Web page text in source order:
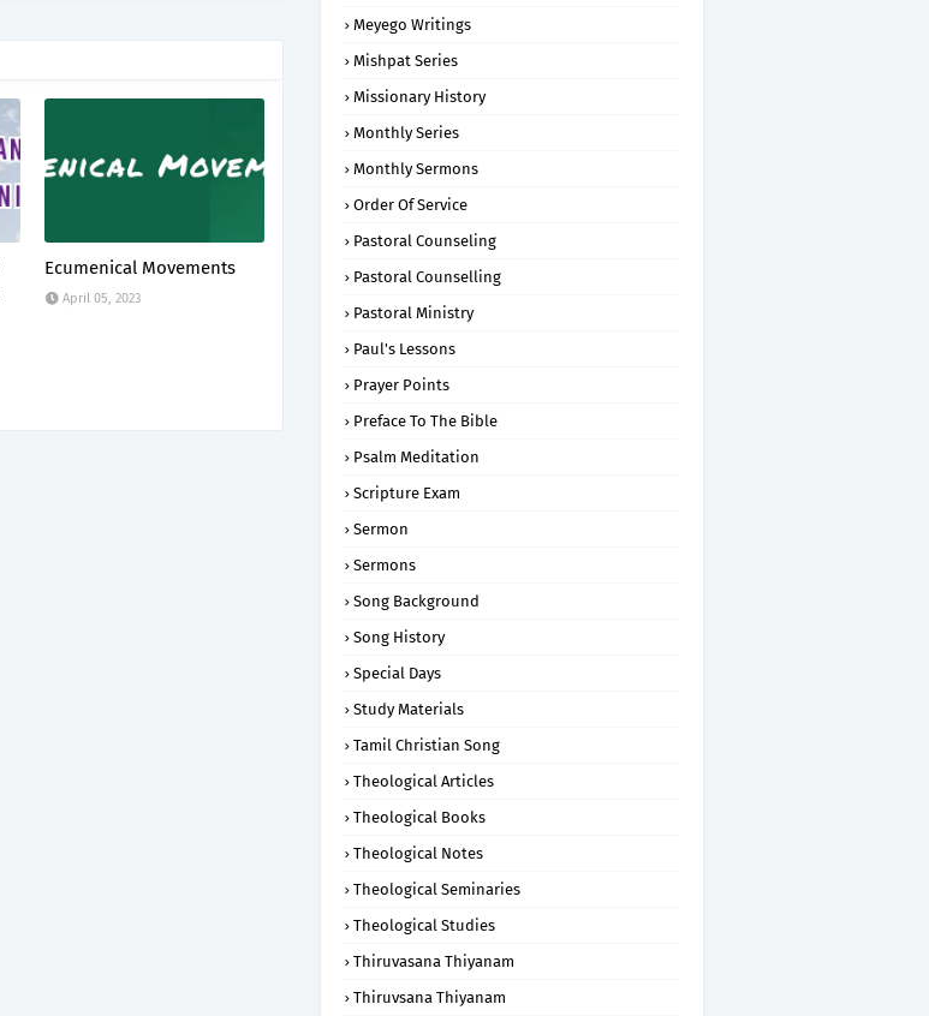
Ecumenical Movements
April 05, 2023
Meyego Writings
Mishpat Series
Missionary History
Monthly Series
Monthly Sermons
Order Of Service
Pastoral Counseling
Pastoral Counselling
Pastoral Ministry
Paul's Lessons
Prayer Points
Preface To The Bible
Psalm Meditation
Scripture Exam
Sermon
Sermons
Song Background
Song History
Special Days
Study Materials
Tamil Christian Song
Theological Articles
Theological Books
Theological Notes
Theological Seminaries
Theological Studies
Thiruvasana Thiyanam
Thiruvsana Thiyanam